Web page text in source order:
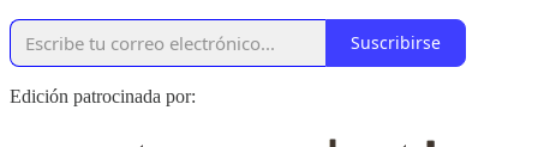
Suscribirse
Edición patrocinada por: